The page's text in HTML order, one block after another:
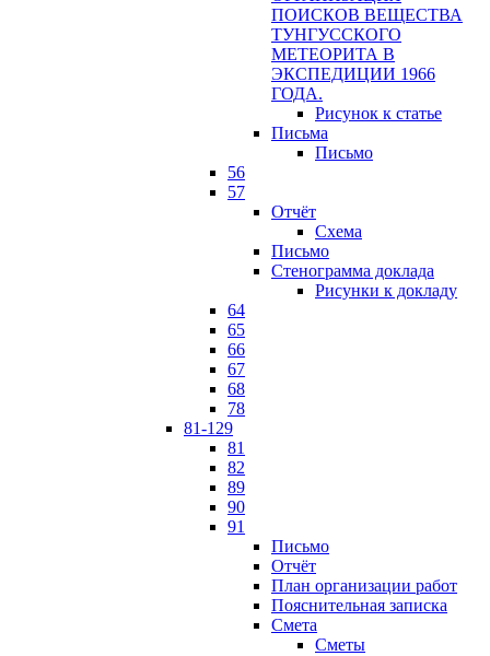
ПОИСКОВ ВЕЩЕСТВА
ТУНГУССКОГО
МЕТЕОРИТА В
ЭКСПЕДИЦИИ 1966
ГОДА.
Рисунок к статье
Письма
Письмо
56
57
Отчёт
Схема
Письмо
Стенограмма доклада
Рисунки к докладу
64
65
66
67
68
78
81-129
81
82
89
90
91
Письмо
Отчёт
План организации работ
Пояснительная записка
Смета
Сметы